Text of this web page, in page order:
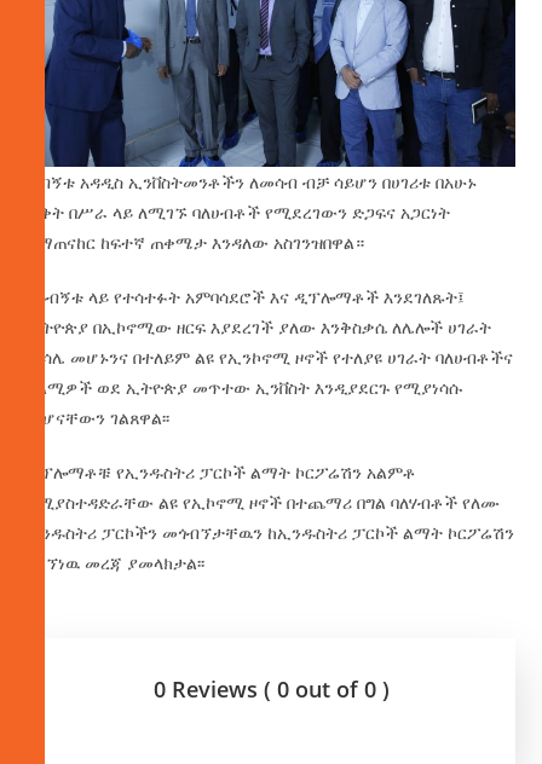
ጉብኝቱ አዳዲስ ኢንቨስትመንቶችን ለመሳብ ብቻ ሳይሆን በሀገሪቱ በአሁኑ
ወቅት በሥራ ላይ ለሚገኙ ባለሀብቶች የሚደረገውን ድጋፍና አጋርነት
ለማጠናከር ከፍተኛ ጠቀሜታ እንዳለው አስገንዝበዋል።
በጉብኝቱ ላይ የተሳተፉት አምባሳደሮች እና ዲፕሎማቶች እንደገለጹት፤
ኢትዮጵያ በኢኮኖሚው ዘርፍ እያደረገች ያለው እንቅስቃሴ ለሌሎች ሀገራት
ምሳሌ መሆኑንና በተለይም ልዩ የኢንኮኖሚ ዞኖች የተለያዩ ሀገራት ባለሀብቶችና
አልሚዎች ወደ ኢትዮጵያ መጥተው ኢንቨስት እንዲያደርጉ የሚያነሳሱ
መሆናቸውን ገልጸዋል፡፡
ዲፕሎማቶቹ የኢንዱስትሪ ፓርኮች ልማት ኮርፖሬሽን አልምቶ
ከሚያስተዳድራቸው ልዩ የኢኮኖሚ ዞኖች በተጨማሪ በግል ባለሃብቶች የለሙ
ኢንዱስትሪ ፓርኮችን መጎብኘታቸዉን ከኢንዱስትሪ ፓርኮች ልማት ኮርፖሬሽን
ያገኘነዉ መረጃ ያመላክታል፡፡
0 Reviews ( 0 out of 0 )